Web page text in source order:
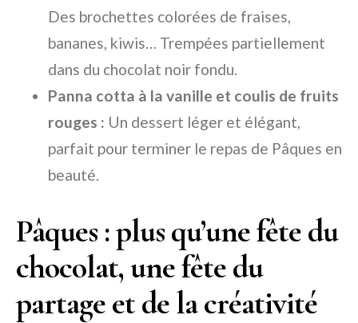
Des brochettes colorées de fraises,
bananes, kiwis… Trempées partiellement
dans du chocolat noir fondu.
Panna cotta à la vanille et coulis de fruits
rouges : Un dessert léger et élégant,
parfait pour terminer le repas de Pâques en
beauté.
Pâques : plus qu’une fête du
chocolat, une fête du
partage et de la créativité